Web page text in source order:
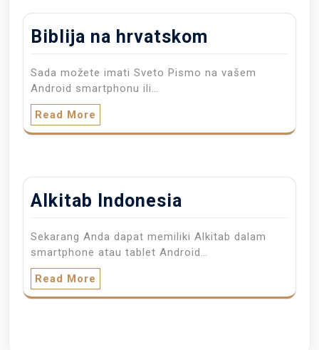
Biblija na hrvatskom
Sada možete imati Sveto Pismo na vašem
Android smartphonu ili…
Read More
Alkitab Indonesia
Sekarang Anda dapat memiliki Alkitab dalam
smartphone atau tablet Android…
Read More